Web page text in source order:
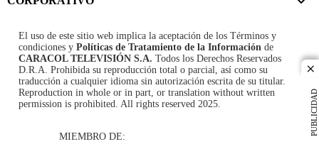
PUBLICIDAD
El uso de este sitio web implica la aceptación de los Términos y
condiciones y Políticas de Tratamiento de la Información de
CARACOL TELEVISIÓN S.A. Todos los Derechos Reservados
D.R.A. Prohibida su reproducción total o parcial, así como su
traducción a cualquier idioma sin autorización escrita de su titular.
Reproduction in whole or in part, or translation without written
permission is prohibited. All rights reserved 2025.
MIEMBRO DE: